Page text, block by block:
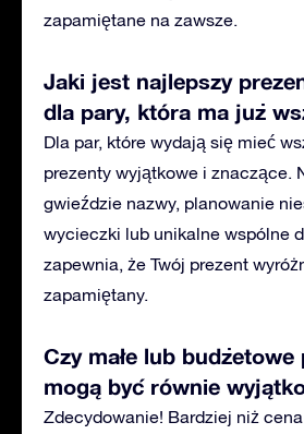
zapamiętane na zawsze.
Jaki jest najlepszy
dla pary, która ma już
Dla par, które wydają się mieć
prezenty wyjątkowe i znaczące.
gwieździe nazwy, planowanie
wycieczki lub unikalne wspólne
zapewnia, że Twój prezent
zapamiętany.
Czy małe lub budżetowe
mogą być równie
Zdecydowanie! Bardziej niż